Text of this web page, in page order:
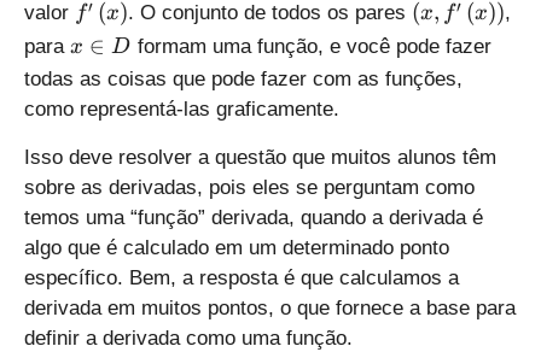
e
f
t
\
r
i
h
t
)
valor f'
\
l
e
f
t
(
x
\
r
i
g
h
f′ (x). O conjunto de todos os pares \
l
f
x
,f
'
\
l
e
(x, f′ (x)),
para x
\i
D
x ∈ D formam uma função, e você pode fazer
todas as coisas que pode fazer com as funções,
como representá-las graficamente.
Isso deve resolver a questão que muitos alunos têm
sobre as derivadas, pois eles se perguntam como
temos uma “função” derivada, quando a derivada é
algo que é calculado em um determinado ponto
específico. Bem, a resposta é que calculamos a
derivada em muitos pontos, o que fornece a base para
definir a derivada como uma função.